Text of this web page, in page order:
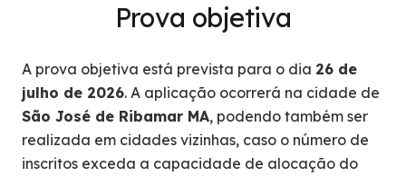
Prova objetiva
A prova objetiva está prevista para o dia 26 de
julho de 2026. A aplicação ocorrerá na cidade de
São José de Ribamar MA, podendo também ser
realizada em cidades vizinhas, caso o número de
inscritos exceda a capacidade de alocação do